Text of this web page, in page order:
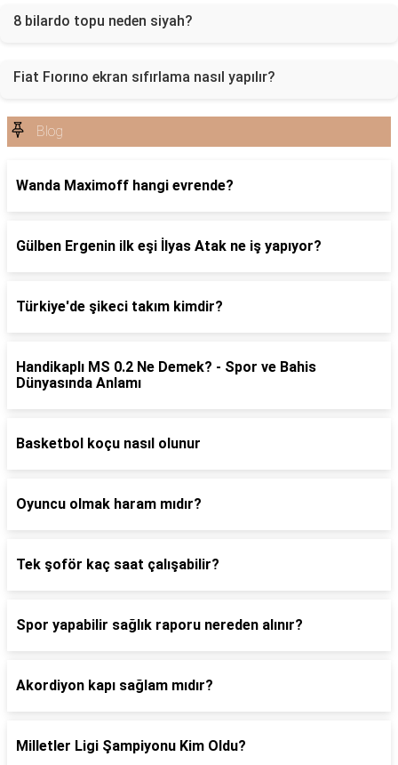
8 bilardo topu neden siyah?
Fiat Fıorıno ekran sıfırlama nasıl yapılır?
Blog
Wanda Maximoff hangi evrende?
Gülben Ergenin ilk eşi İlyas Atak ne iş yapıyor?
Türkiye'de şikeci takım kimdir?
Handikaplı MS 0.2 Ne Demek? - Spor ve Bahis
Dünyasında Anlamı
Basketbol koçu nasıl olunur
Oyuncu olmak haram mıdır?
Tek şoför kaç saat çalışabilir?
Spor yapabilir sağlık raporu nereden alınır?
Akordiyon kapı sağlam mıdır?
Milletler Ligi Şampiyonu Kim Oldu?